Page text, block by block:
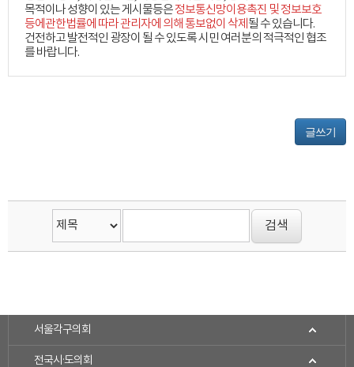
목적이나 성향이 있는 게시물등은정보통신망이용촉진 및 정보보호
등에관한법률에 따라 관리자에 의해 통보없이 삭제 될 수 있습니다.
건전하고 발전적인 광장이 될 수 있도록 시민 여러분의 적극적인 협조
를 바랍니다.
글쓰기
서울각구의회
전국시·도의회